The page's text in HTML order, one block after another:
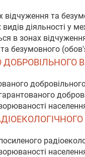
відчуження та
діяльності у
в зонах
безумовного